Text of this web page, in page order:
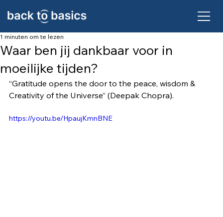
Waar ben jij dankbaar voor in
moeilijke tijden?
1 minuten om te lezen
“Gratitude opens the door to the peace, wisdom &
Creativity of the Universe” (Deepak Chopra).
https://youtu.be/HpaujKmnBNE